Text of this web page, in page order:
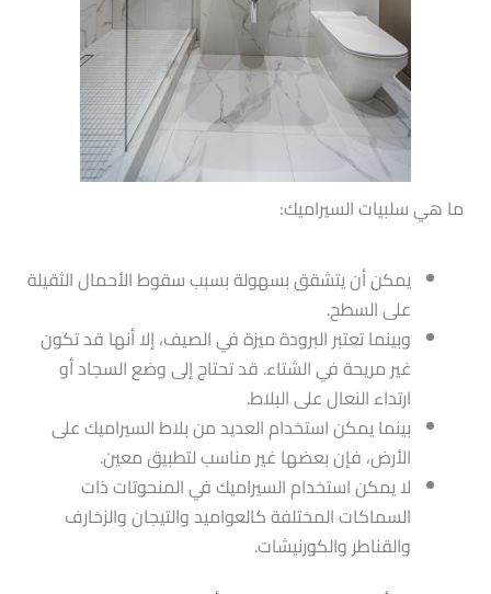
ما هي سلبيات السيراميك:
يمكن أن يتشقق بسهولة بسبب سقوط الأحمال الثقيلة
على السطح.
وبينما تعتبر البرودة ميزة في الصيف، إلا أنها قد تكون
غير مريحة في الشتاء. قد تحتاج إلى وضع السجاد أو
ارتداء النعال على البلاط.
بينما يمكن استخدام العديد من بلاط السيراميك على
الأرض، فإن بعضها غير مناسب لتطبيق معين.
لا يمكن استخدام السيراميك في المنحوتات ذات
السماكات المختلفة كالعواميد والتيجان والزخارف
والقناطر والكورنيشات.